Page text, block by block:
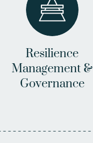
Resilience
Management &
Governance